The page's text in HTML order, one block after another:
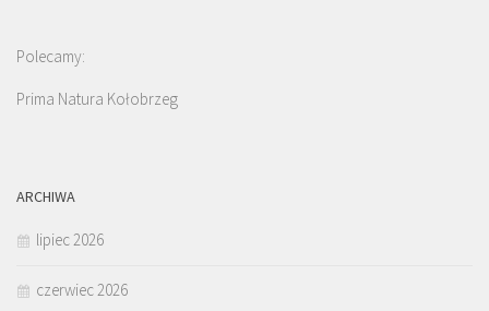
Polecamy:
Prima Natura Kołobrzeg
ARCHIWA
lipiec 2026
czerwiec 2026